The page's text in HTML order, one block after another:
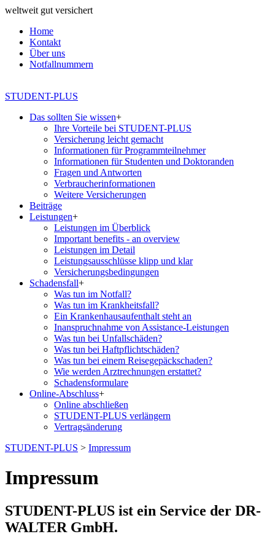
weltweit gut versichert
Home
Kontakt
Über uns
Notfallnummern
STUDENT-PLUS
Das sollten Sie wissen+
Ihre Vorteile bei STUDENT-PLUS
Versicherung leicht gemacht
Informationen für Programmteilnehmer
Informationen für Studenten und Doktoranden
Fragen und Antworten
Verbraucherinformationen
Weitere Versicherungen
Beiträge
Leistungen+
Leistungen im Überblick
Important benefits - an overview
Leistungen im Detail
Leistungsausschlüsse klipp und klar
Versicherungsbedingungen
Schadensfall+
Was tun im Notfall?
Was tun im Krankheitsfall?
Ein Krankenhausaufenthalt steht an
Inanspruchnahme von Assistance-Leistungen
Was tun bei Unfallschäden?
Was tun bei Haftpflichtschäden?
Was tun bei einem Reisegepäckschaden?
Wie werden Arztrechnungen erstattet?
Schadensformulare
Online-Abschluss+
Online abschließen
STUDENT-PLUS verlängern
Vertragsänderung
STUDENT-PLUS > Impressum
Impressum
STUDENT-PLUS ist ein Service der DR-
WALTER GmbH.